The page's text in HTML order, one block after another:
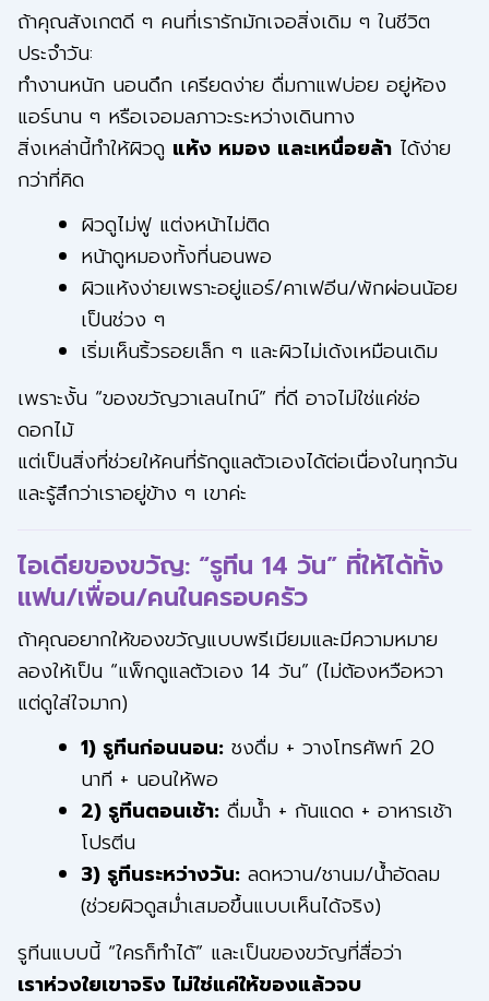
ถ้าคุณสังเกตดี ๆ คนที่เรารักมักเจอสิ่งเดิม ๆ ในชีวิต
ประจำวัน:
ทำงานหนัก นอนดึก เครียดง่าย ดื่มกาแฟบ่อย อยู่ห้อง
แอร์นาน ๆ หรือเจอมลภาวะระหว่างเดินทาง
สิ่งเหล่านี้ทำให้ผิวดู แห้ง หมอง และเหนื่อยล้าได้ง่าย
กว่าที่คิด
ผิวดูไม่ฟู แต่งหน้าไม่ติด
หน้าดูหมองทั้งที่นอนพอ
ผิวแห้งง่ายเพราะอยู่แอร์/คาเฟอีน/พักผ่อนน้อย
เป็นช่วง ๆ
เริ่มเห็นริ้วรอยเล็ก ๆ และผิวไม่เด้งเหมือนเดิม
เพราะงั้น “ของขวัญวาเลนไทน์” ที่ดี อาจไม่ใช่แค่ช่อ
ดอกไม้
แต่เป็นสิ่งที่ช่วยให้คนที่รักดูแลตัวเองได้ต่อเนื่องในทุกวัน
และรู้สึกว่าเราอยู่ข้าง ๆ เขาค่ะ
ไอเดียของขวัญ: “รูทีน 14 วัน” ที่ให้ได้ทั้ง
แฟน/เพื่อน/คนในครอบครัว
ถ้าคุณอยากให้ของขวัญแบบพรีเมียมและมีความหมาย
ลองให้เป็น “แพ็กดูแลตัวเอง 14 วัน” (ไม่ต้องหวือหวา
แต่ดูใส่ใจมาก)
1) รูทีนก่อนนอน:ชงดื่ม + วางโทรศัพท์ 20
นาที + นอนให้พอ
2) รูทีนตอนเช้า:ดื่มน้ำ + กันแดด + อาหารเช้า
โปรตีน
3) รูทีนระหว่างวัน:ลดหวาน/ชานม/น้ำอัดลม
(ช่วยผิวดูสม่ำเสมอขึ้นแบบเห็นได้จริง)
รูทีนแบบนี้ “ใครก็ทำได้” และเป็นของขวัญที่สื่อว่า
เราห่วงใยเขาจริง ไม่ใช่แค่ให้ของแล้วจบ